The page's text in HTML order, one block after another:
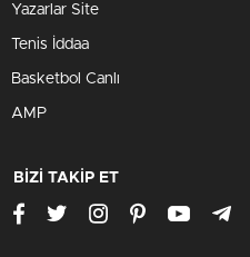
Yazarlar Site
Tenis İddaa
Basketbol Canlı
AMP
BİZİ TAKİP ET